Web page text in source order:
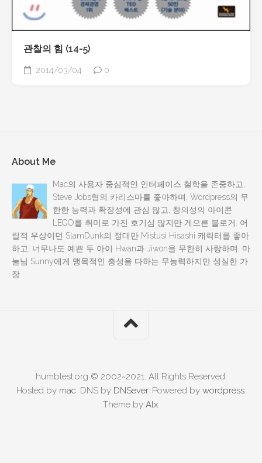
관찰의 힘 (14-5)
2014/03/04 0
About Me
Mac의 사용자 중심적인 인터페이스 철학을 존중하고,
Steve Jobs형의 카리스마를 좋아하며, Wordpress의 무
한한 능력과 확장성에 관심 많고, 창의성의 아이콘
LEGO를 취미로 가진 호기심 많지만 게으른 블로거. 어
릴적 우상이던 SlamDunk의 정대만 Mistusi Hisashi 캐릭터를 좋아
하고, 너무나도 예쁜 두 아이 Hwan과 Jiwon을 무한히 사랑하며, 마
눌님 Sunny에게 맹목적인 충성을 다하는 무능력하지만 성실한 가
장
humblest.org © 2002~2021. All Rights Reserved.
Hosted by mac. DNS by DNSever. Powered by wordpress.
Theme by Alx.